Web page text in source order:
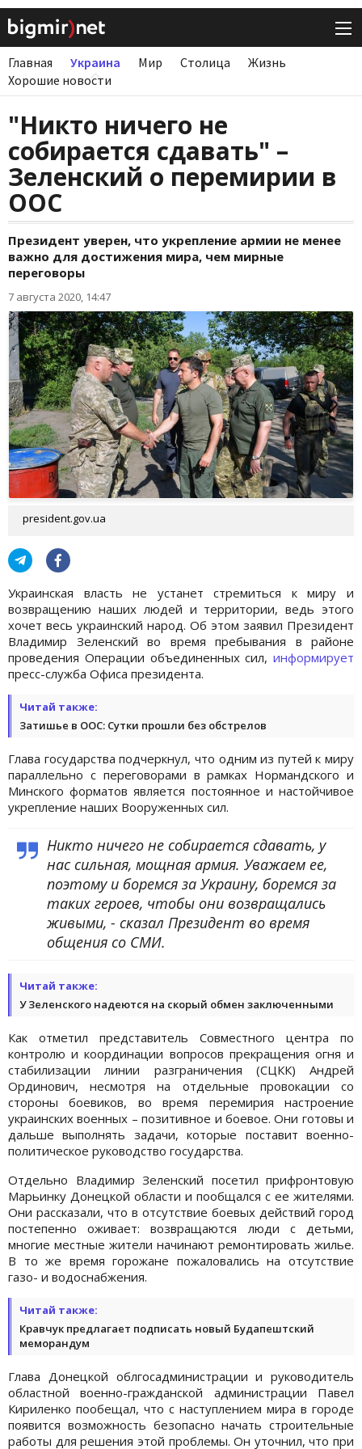
Главная Украина Мир Столица
Жизнь
Хорошие новости
"Никто ничего не
собирается сдавать" –
Зеленский о перемирии в
ООС
Президент уверен, что укрепление армии не менее
важно для достижения мира, чем мирные
переговоры
7 августа 2020, 14:47
president.gov.ua
Украинская власть не устанет стремиться к миру и
возвращению наших людей и территории, ведь этого
хочет весь украинский народ. Об этом заявил Президент
Владимир Зеленский во время пребывания в районе
проведения Операции объединенных сил, информирует
пресс-служба Офиса президента.
Читай также:
Затишье в ООС: Сутки прошли без обстрелов
Глава государства подчеркнул, что одним из путей к миру
параллельно с переговорами в рамках Нормандского и
Минского форматов является постоянное и настойчивое
укрепление наших Вооруженных сил.
Никто ничего не собирается сдавать, у
нас сильная, мощная армия. Уважаем ее,
поэтому и боремся за Украину, боремся за
таких героев, чтобы они возвращались
живыми, - сказал Президент во время
общения со СМИ.
Читай также:
У Зеленского надеются на скорый обмен заключенными
Как отметил представитель Совместного центра по
контролю и координации вопросов прекращения огня и
стабилизации линии разграничения (СЦКК) Андрей
Ординович, несмотря на отдельные провокации со
стороны боевиков, во время перемирия настроение
украинских военных – позитивное и боевое. Они готовы и
дальше выполнять задачи, которые поставит военно-
политическое руководство государства.
Отдельно Владимир Зеленский посетил прифронтовую
Марьинку Донецкой области и пообщался с ее жителями.
Они рассказали, что в отсутствие боевых действий город
постепенно оживает: возвращаются люди с детьми,
многие местные жители начинают ремонтировать жилье.
В то же время горожане пожаловались на отсутствие
газо- и водоснабжения.
Читай также:
Кравчук предлагает подписать новый Будапештский
меморандум
Глава Донецкой облгосадминистрации и руководитель
областной военно-гражданской администрации Павел
Кириленко пообещал, что с наступлением мира в городе
появится возможность безопасно начать строительные
работы для решения этой проблемы. Он уточнил, что при